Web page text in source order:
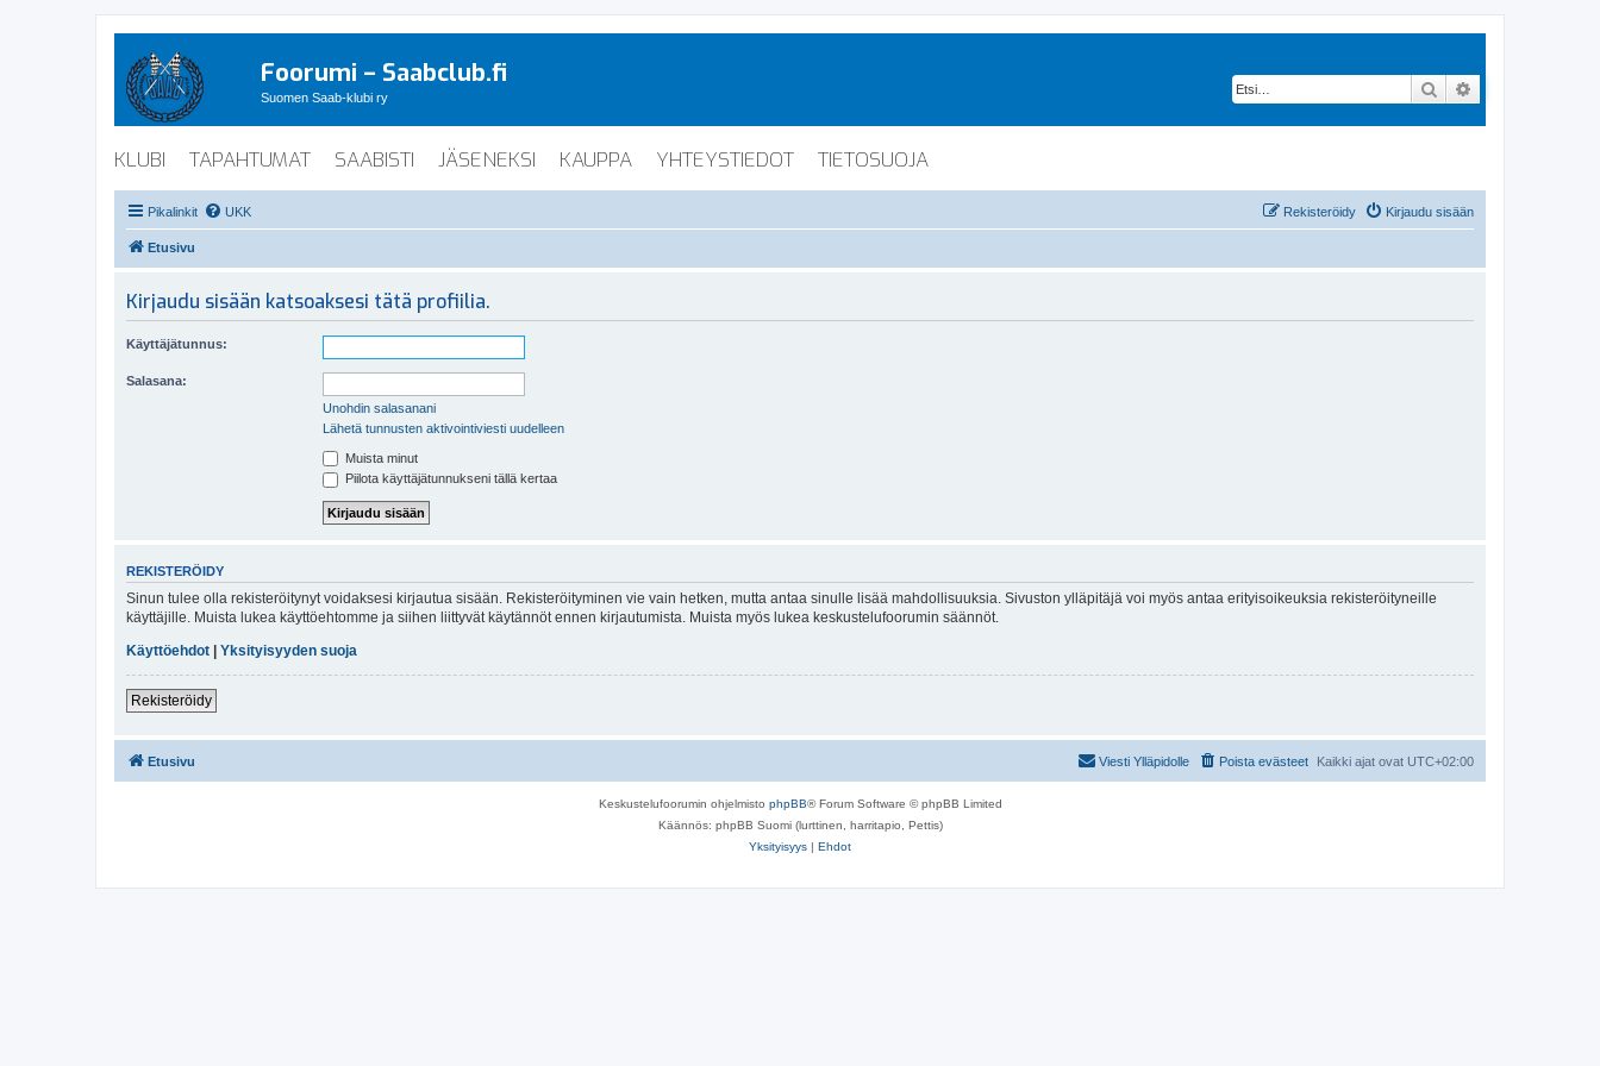
Foorumi – Saabclub.fi
Suomen Saab-klubi ry Etsi
KLUBI TAPAHTUMAT SAABISTI JÄSENEKSI KAUPPA YHTEYSTIEDOT TIETOSUOJA
Pikalinkit UKK Kirjaudu sisään
Rekisteröidy
Etusivu
Kirjaudu sisään katsoaksesi tätä profiilia.
Käyttäjätunnus:
Salasana:
Unohdin salasanani
Lähetä tunnusten aktivointiviesti uudelleen
Muista minut
Piilota käyttäjätunnukseni tällä kertaa
REKISTERÖIDY
Sinun tulee olla rekisteröitynyt voidaksesi kirjautua sisään. Rekisteröityminen vie vain hetken, mutta antaa sinulle lisää mahdollisuuksia. Sivuston ylläpitäjä voi myös antaa erityisoikeuksia rekisteröityneille
käyttäjille. Muista lukea käyttöehtomme ja siihen liittyvät käytännöt ennen kirjautumista. Muista myös lukea keskustelufoorumin säännöt.
Käyttöehdot
Yksityisyyden suoja
Rekisteröidy
Etusivu Kaikki ajat ovat UTC+02:00
Poista evästeet
Viesti Ylläpidolle
Keskustelufoorumin ohjelmisto phpBB® Forum Software © phpBB Limited
Käännös: phpBB Suomi (lurttinen, harritapio, Pettis)
Yksityisyys | Ehdot